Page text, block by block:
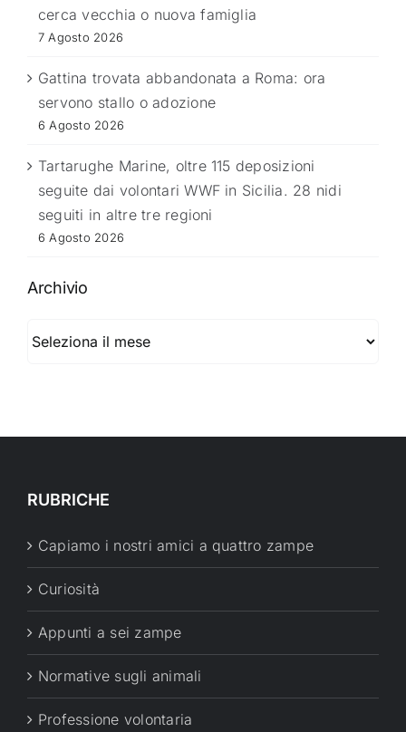
cerca vecchia o nuova famiglia
7 Agosto 2026
Gattina trovata abbandonata a Roma: ora
servono stallo o adozione
6 Agosto 2026
Tartarughe Marine, oltre 115 deposizioni
seguite dai volontari WWF in Sicilia. 28 nidi
seguiti in altre tre regioni
6 Agosto 2026
Archivio
RUBRICHE
Capiamo i nostri amici a quattro zampe
Curiosità
Appunti a sei zampe
Normative sugli animali
Professione volontaria